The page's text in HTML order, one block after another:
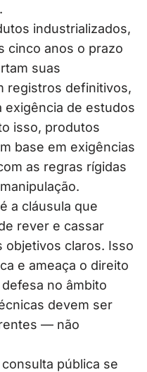
industrializados,
cinco anos o prazo
suas
registros definitivos,
exigência de estudos
isso, produtos
base em exigências
as regras rígidas
a cláusula que
rever e cassar
objetivos claros. Isso
e ameaça o direito
no âmbito
devem ser
— não
pública se